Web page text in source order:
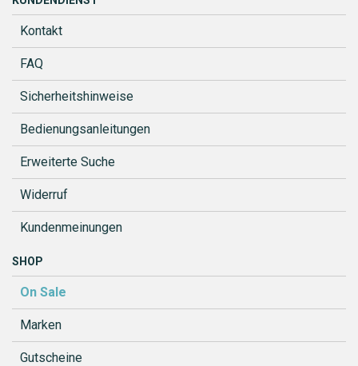
Kontakt
FAQ
Sicherheitshinweise
Bedienungsanleitungen
Erweiterte Suche
Widerruf
Kundenmeinungen
SHOP
On Sale
Marken
Gutscheine